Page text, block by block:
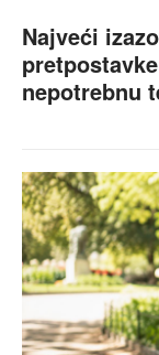
Najveći
nepotrebnu